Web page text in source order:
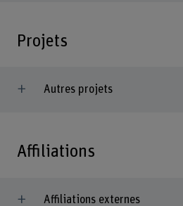
Projets
Autres projets
Affiliations
Affiliations externes